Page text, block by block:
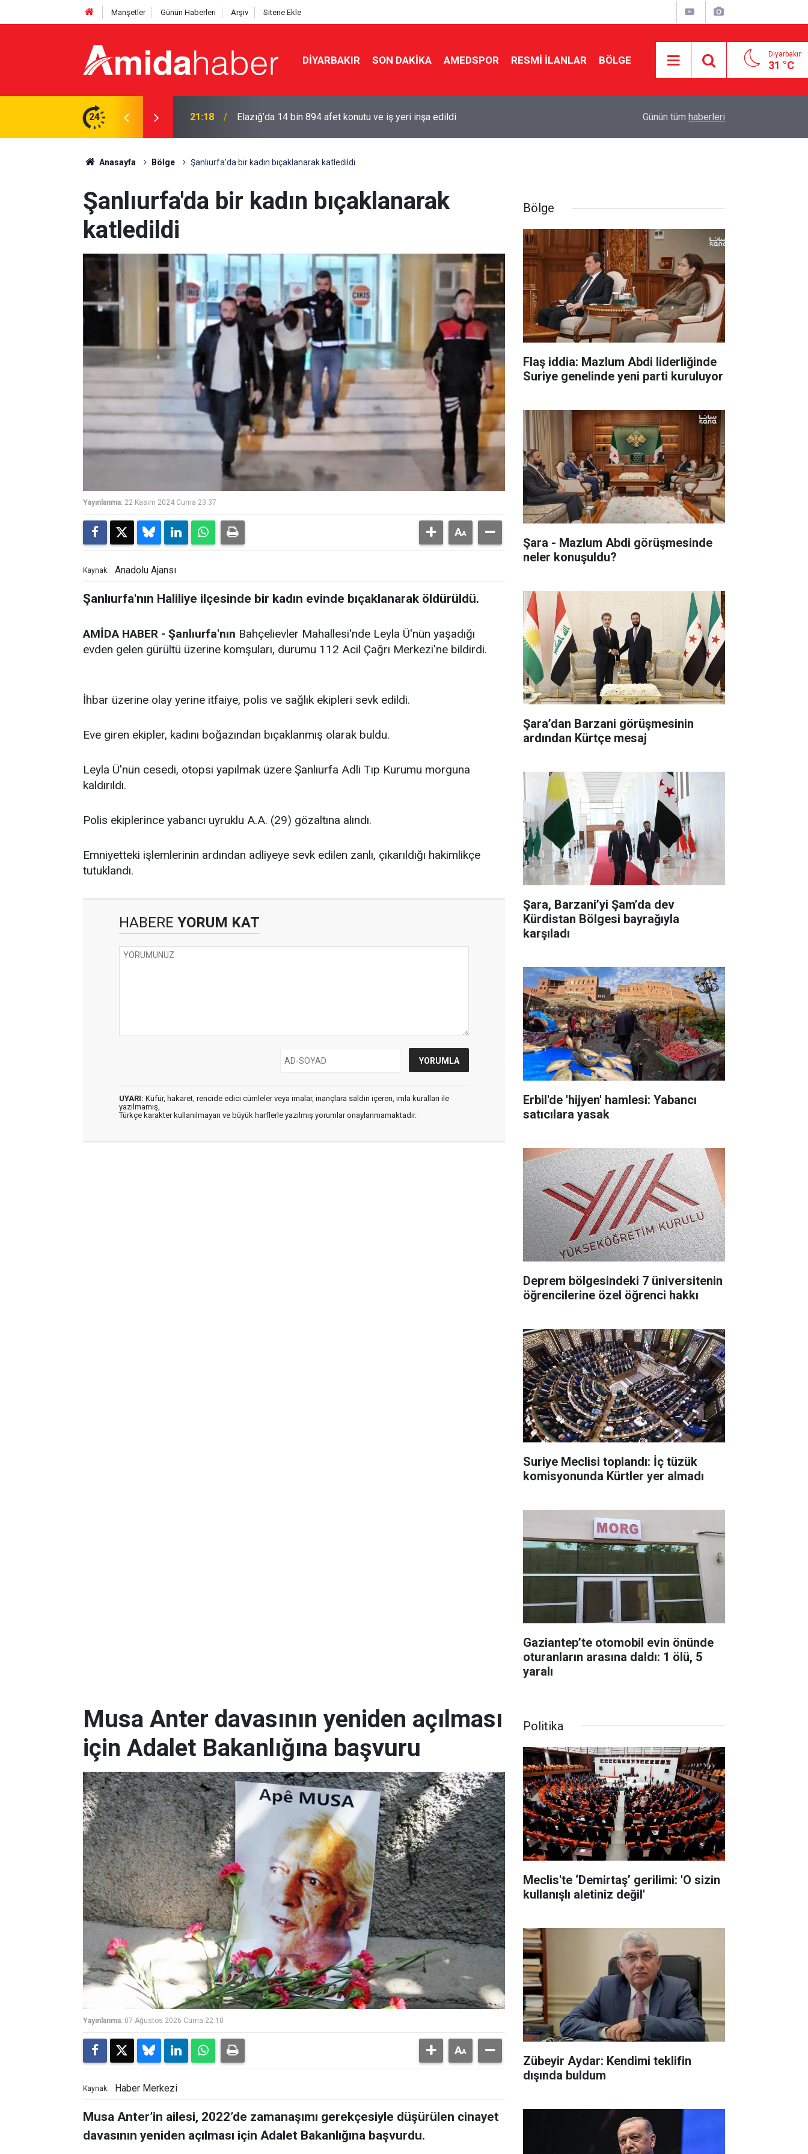
Manşetler Günün Haberleri Arşiv Sitene Ekle
DIYARBAKIR SON DAKIKA AMEDSPOR RESMI İLANLAR BÖLGE Diyarbakır
31 °C
24
ve iş yeri inşa edildi 20:43 Zübeyir Aydar: Kendimi teklifin dışında buldum Adıyaman'da orman yangını
Günün tüm haberleri
Anasayfa Bölge Şanlıurfa'da bir kadın bıçaklanarak katledildi
Şanlıurfa'da bir kadın bıçaklanarak
katledildi
Yayınlanma: 22 Kasım 2024 Cuma 23:37
Kaynak: Anadolu Ajansı
Şanlıurfa'nın Haliliye ilçesinde bir kadın evinde bıçaklanarak öldürüldü.
AMİDA HABER - Şanlıurfa'nın Bahçelievler Mahallesi'nde Leyla Ü'nün yaşadığı
evden gelen gürültü üzerine komşuları, durumu 112 Acil Çağrı Merkezi'ne bildirdi.
İhbar üzerine olay yerine itfaiye, polis ve sağlık ekipleri sevk edildi.
Eve giren ekipler, kadını boğazından bıçaklanmış olarak buldu.
Leyla Ü'nün cesedi, otopsi yapılmak üzere Şanlıurfa Adli Tıp Kurumu morguna
kaldırıldı.
Polis ekiplerince yabancı uyruklu A.A. (29) gözaltına alındı.
Emniyetteki işlemlerinin ardından adliyeye sevk edilen zanlı, çıkarıldığı hakimlikçe
tutuklandı.
HABERE YORUM KAT
UYARI: Küfür, hakaret, rencide edici cümleler veya imalar, inançlara saldırı içeren, imla kuralları ile
yazılmamış,
Türkçe karakter kullanılmayan ve büyük harflerle yazılmış yorumlar onaylanmamaktadır.
Bölge
Flaş iddia: Mazlum Abdi liderliğinde
Suriye genelinde yeni parti kuruluyor
Şara - Mazlum Abdi görüşmesinde
neler konuşuldu?
Şara’dan Barzani görüşmesinin
ardından Kürtçe mesaj
Şara, Barzani’yi Şam’da dev
Kürdistan Bölgesi bayrağıyla
karşıladı
Erbil'de 'hijyen' hamlesi: Yabancı
satıcılara yasak
Deprem bölgesindeki 7 üniversitenin
öğrencilerine özel öğrenci hakkı
Suriye Meclisi toplandı: İç tüzük
komisyonunda Kürtler yer almadı
Gaziantep’te otomobil evin önünde
oturanların arasına daldı: 1 ölü, 5
yaralı
Musa Anter davasının yeniden açılması
için Adalet Bakanlığına başvuru
Yayınlanma: 07 Ağustos 2026 Cuma 22:10
Kaynak: Haber Merkezi
Musa Anter’in ailesi, 2022’de zamanaşımı gerekçesiyle düşürülen cinayet
davasının yeniden açılması için Adalet Bakanlığına başvurdu.
Politika
Meclis'te ‘Demirtaş’ gerilimi: 'O sizin
kullanışlı aletiniz değil'
Zübeyir Aydar: Kendimi teklifin
dışında buldum